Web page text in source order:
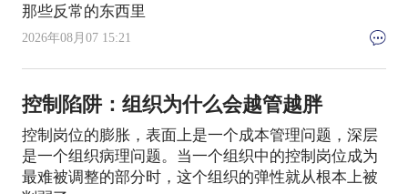
那些反常的东西里
2026年08月07 15:21
控制陷阱：组织为什么会越管越胖
控制岗位的膨胀，表面上是一个成本管理问题，深层
是一个组织病理问题。当一个组织中的控制岗位成为
最难被调整的部分时，这个组织的弹性就从根本上被